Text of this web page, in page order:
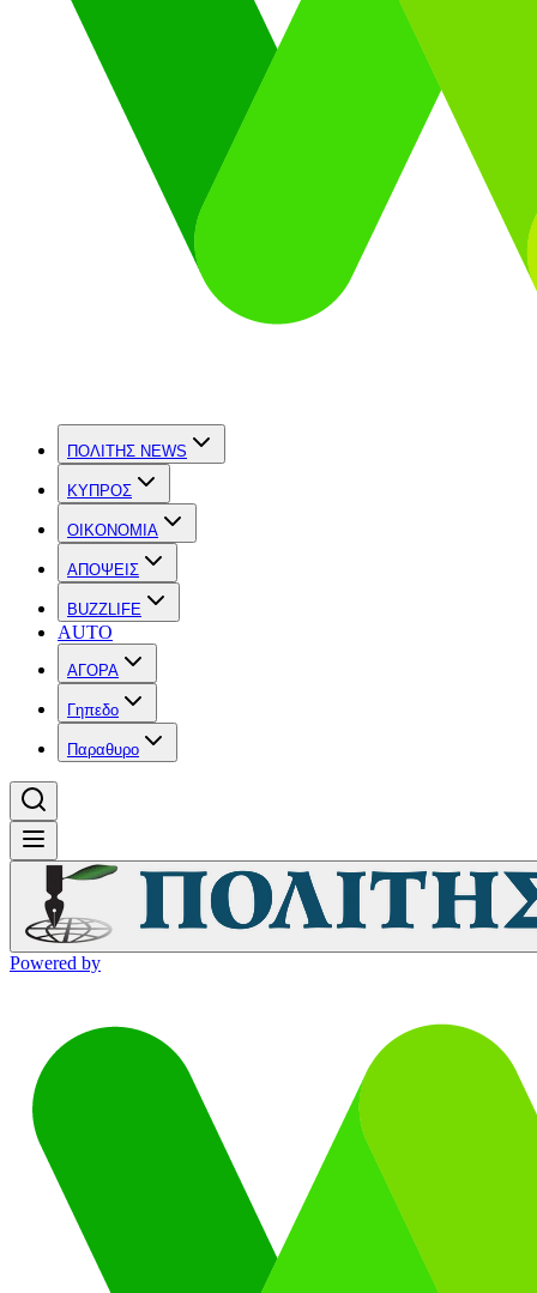
ΠΟΛΙΤΗΣ NEWS
ΚΥΠΡΟΣ
OIKONOMIA
ΑΠΟΨΕΙΣ
BUZZLIFE
AUTO
ΑΓΟΡΑ
Γηπεδο
Παραθυρο
Powered by